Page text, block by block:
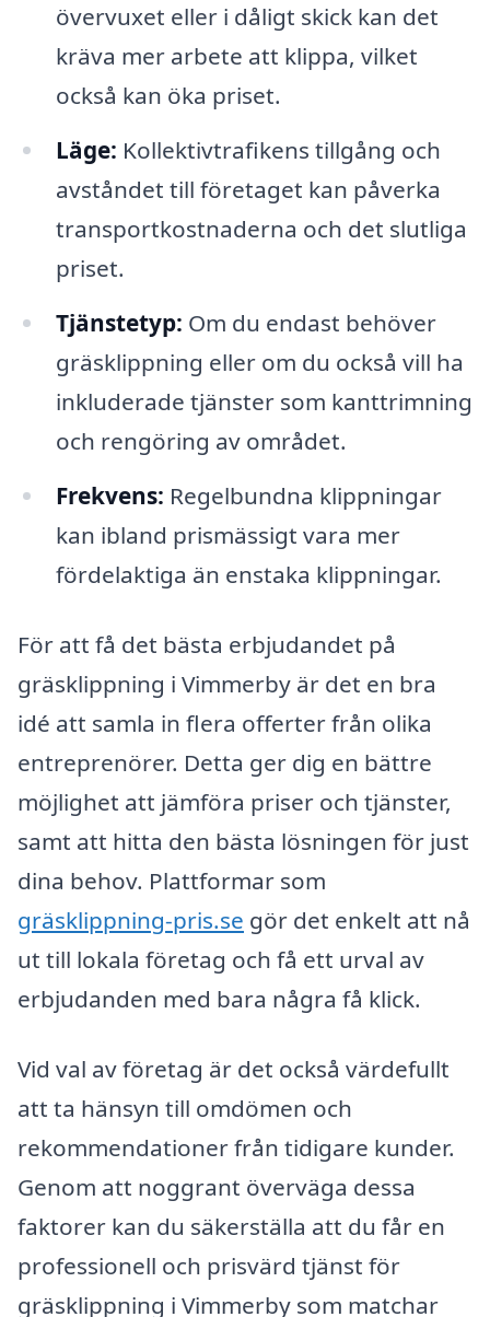
övervuxet eller i dåligt skick kan det
kräva mer arbete att klippa, vilket
också kan öka priset.
Läge: Kollektivtrafikens tillgång och
avståndet till företaget kan påverka
transportkostnaderna och det slutliga
priset.
Tjänstetyp: Om du endast behöver
gräsklippning eller om du också vill ha
inkluderade tjänster som kanttrimning
och rengöring av området.
Frekvens: Regelbundna klippningar
kan ibland prismässigt vara mer
fördelaktiga än enstaka klippningar.
För att få det bästa erbjudandet på
gräsklippning i Vimmerby är det en bra
idé att samla in flera offerter från olika
entreprenörer. Detta ger dig en bättre
möjlighet att jämföra priser och tjänster,
samt att hitta den bästa lösningen för just
dina behov. Plattformar som
gräsklippning-pris.se gör det enkelt att nå
ut till lokala företag och få ett urval av
erbjudanden med bara några få klick.
Vid val av företag är det också värdefullt
att ta hänsyn till omdömen och
rekommendationer från tidigare kunder.
Genom att noggrant överväga dessa
faktorer kan du säkerställa att du får en
professionell och prisvärd tjänst för
gräsklippning i Vimmerby som matchar